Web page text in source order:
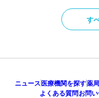
す
ニュース医療機関を探す薬
よくある質問お問